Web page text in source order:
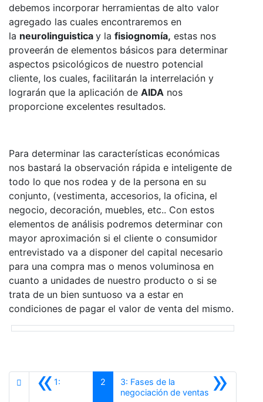
debemos incorporar herramientas de alto valor
agregado las cuales encontraremos en
la neurolinguistica y la fisiognomía, estas nos
proveerán de elementos básicos para determinar
aspectos psicológicos de nuestro potencial
cliente, los cuales, facilitarán la interrelación y
lograrán que la aplicación de AIDA nos
proporcione excelentes resultados.
Para determinar las características económicas
nos bastará la observación rápida e inteligente de
todo lo que nos rodea y de la persona en su
conjunto, (vestimenta, accesorios, la oficina, el
negocio, decoración, muebles, etc.. Con estos
elementos de análisis podremos determinar con
mayor aproximación si el cliente o consumidor
entrevistado va a disponer del capital necesario
para una compra mas o menos voluminosa en
cuanto a unidades de nuestro producto o si se
trata de un bien suntuoso va a estar en
condiciones de pagar el valor de venta del mismo.
«1: 2 »
3: Fases de la
negociación de ventas Siguiente